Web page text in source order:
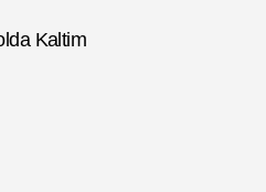
Kaltim